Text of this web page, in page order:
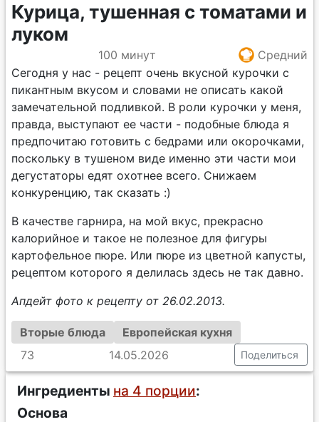
Курица, тушенная с томатами и
луком
100 минут
Средний
Сегодня у нас - рецепт очень вкусной курочки с
пикантным вкусом и словами не описать какой
замечательной подливкой. В роли курочки у меня,
правда, выступают ее части - подобные блюда я
предпочитаю готовить с бедрами или окорочками,
поскольку в тушеном виде именно эти части мои
дегустаторы едят охотнее всего. Снижаем
конкуренцию, так сказать :)
В качестве гарнира, на мой вкус, прекрасно
калорийное и такое не полезное для фигуры
картофельное пюре. Или пюре из цветной капусты,
рецептом которого я делилась здесь не так давно.
Апдейт фото к рецепту от 26.02.2013.
Вторые блюда
Европейская кухня
73
14.05.2026 Поделиться
Ингредиенты на 4 порции:
Основа